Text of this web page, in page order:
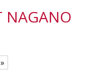
NAGANO
»